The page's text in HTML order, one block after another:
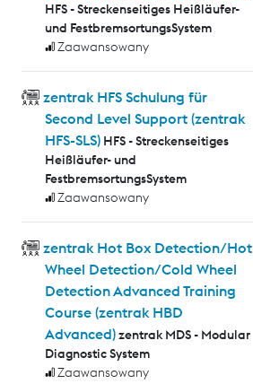
HFS - Streckenseitiges Heißläufer-
und FestbremsortungsSystem
Zaawansowany
zentrak HFS Schulung für
Second Level Support (zentrak
HFS-SLS) HFS - Streckenseitiges
Heißläufer- und
FestbremsortungsSystem
Zaawansowany
zentrak Hot Box Detection/Hot
Wheel Detection/Cold Wheel
Detection Advanced Training
Course (zentrak HBD
Advanced)zentrak MDS - Modular
Diagnostic System
Zaawansowany